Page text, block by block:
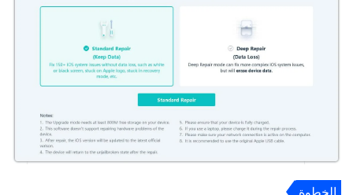
الخطوة